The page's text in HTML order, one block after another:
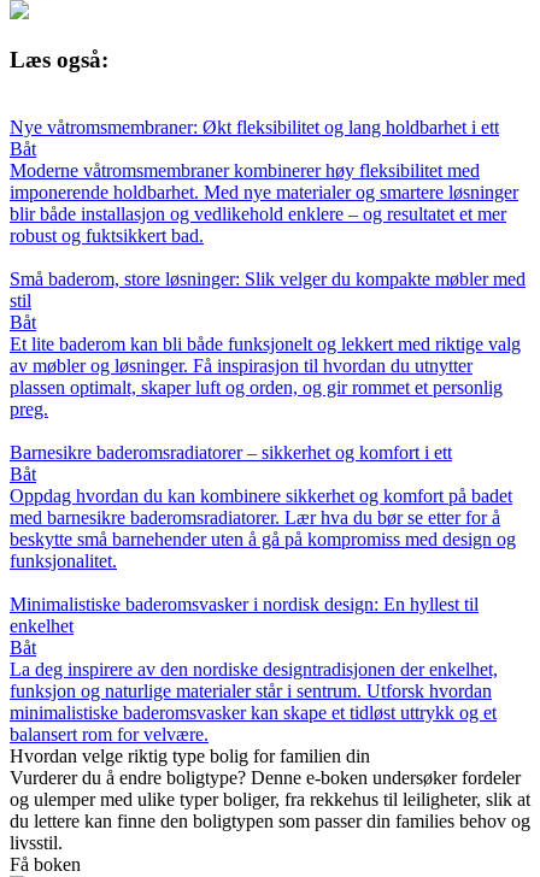
Læs også:
Nye våtromsmembraner: Økt fleksibilitet og lang holdbarhet i ett
Båt
Moderne våtromsmembraner kombinerer høy fleksibilitet med
imponerende holdbarhet. Med nye materialer og smartere løsninger
blir både installasjon og vedlikehold enklere – og resultatet et mer
robust og fuktsikkert bad.
Små baderom, store løsninger: Slik velger du kompakte møbler med
stil
Båt
Et lite baderom kan bli både funksjonelt og lekkert med riktige valg
av møbler og løsninger. Få inspirasjon til hvordan du utnytter
plassen optimalt, skaper luft og orden, og gir rommet et personlig
preg.
Barnesikre baderomsradiatorer – sikkerhet og komfort i ett
Båt
Oppdag hvordan du kan kombinere sikkerhet og komfort på badet
med barnesikre baderomsradiatorer. Lær hva du bør se etter for å
beskytte små barnehender uten å gå på kompromiss med design og
funksjonalitet.
Minimalistiske baderomsvasker i nordisk design: En hyllest til
enkelhet
Båt
La deg inspirere av den nordiske designtradisjonen der enkelhet,
funksjon og naturlige materialer står i sentrum. Utforsk hvordan
minimalistiske baderomsvasker kan skape et tidløst uttrykk og et
balansert rom for velvære.
Hvordan velge riktig type bolig for familien din
Vurderer du å endre boligtype? Denne e-boken undersøker fordeler
og ulemper med ulike typer boliger, fra rekkehus til leiligheter, slik at
du lettere kan finne den boligtypen som passer din families behov og
livsstil.
Få boken